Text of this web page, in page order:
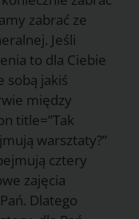
zabrać ze
Jeśli
to dla Ciebie
sobą jakiś
między
title=”Tak
warsztaty?”
cztery
zajęcia
Dlatego